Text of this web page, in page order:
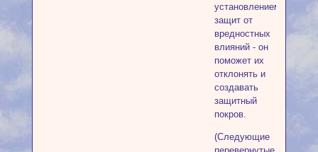
установлением
защит от
вредностных
влияний - он
поможет их
отклонять и
создавать
защитный
покров.
(Следующие